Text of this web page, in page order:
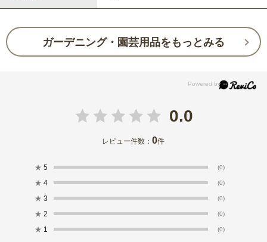
ガーデニング・園芸用品をもっとみる
0.0
レビュー件数：0件
★ 5 (0)
★ 4 (0)
★ 3 (0)
★ 2 (0)
★ 1 (0)